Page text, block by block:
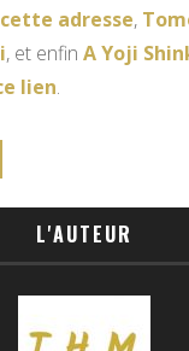
adresse,
, et enfin A Yoji
lien.
L'AUTEUR